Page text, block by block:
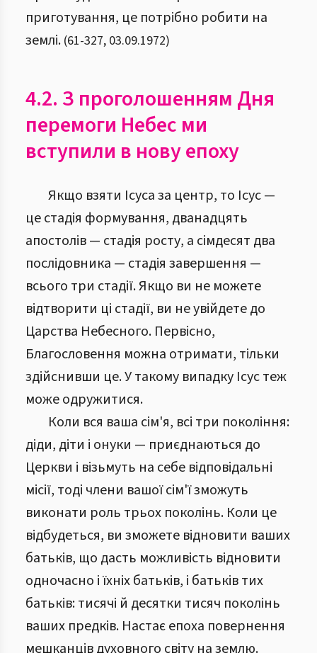
приготування, це потрібно робити на
землі. (61-327, 03.09.1972)
4.2. З проголошенням Дня
перемоги Небес ми
вступили в нову епоху
Якщо взяти Ісуса за центр, то Ісус —
це стадія формування, дванадцять
апостолів — стадія росту, а сімдесят два
послідовника — стадія завершення —
всього три стадії. Якщо ви не можете
відтворити ці стадії, ви не увійдете до
Царства Небесного. Первісно,
Благословення можна отримати, тільки
здійснивши це. У такому випадку Ісус теж
може одружитися.
Коли вся ваша сім'я, всі три покоління:
діди, діти і онуки — приєднаються до
Церкви і візьмуть на себе відповідальні
місії, тоді члени вашої сім'ї зможуть
виконати роль трьох поколінь. Коли це
відбудеться, ви зможете відновити ваших
батьків, що дасть можливість відновити
одночасно і їхніх батьків, і батьків тих
батьків: тисячі й десятки тисяч поколінь
ваших предків. Настає епоха повернення
мешканців духовного світу на землю.